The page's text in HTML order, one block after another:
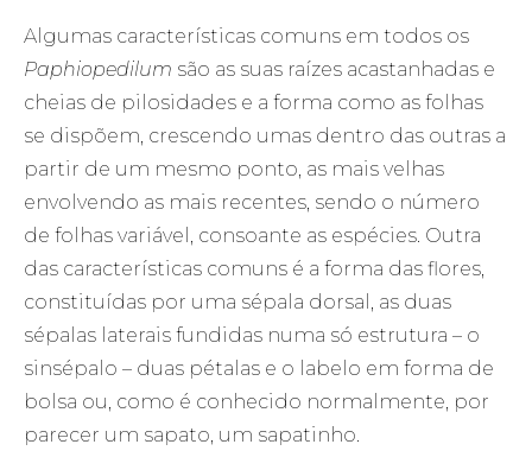
Algumas características comuns em todos os
Paphiopedilum são as suas raízes acastanhadas e
cheias de pilosidades e a forma como as folhas
se dispõem, crescendo umas dentro das outras a
partir de um mesmo ponto, as mais velhas
envolvendo as mais recentes, sendo o número
de folhas variável, consoante as espécies. Outra
das características comuns é a forma das flores,
constituídas por uma sépala dorsal, as duas
sépalas laterais fundidas numa só estrutura – o
sinsépalo – duas pétalas e o labelo em forma de
bolsa ou, como é conhecido normalmente, por
parecer um sapato, um sapatinho.